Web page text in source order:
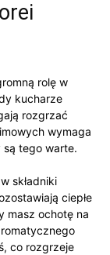
rolę w
‌kucharze
rozgrzać
⁣wymaga
⁤są tego warte.
składniki
‍ciepłe
masz ochotę na
co rozgrzeje